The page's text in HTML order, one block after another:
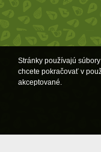
Stránky používajú
chcete pokračovať v
akceptované.